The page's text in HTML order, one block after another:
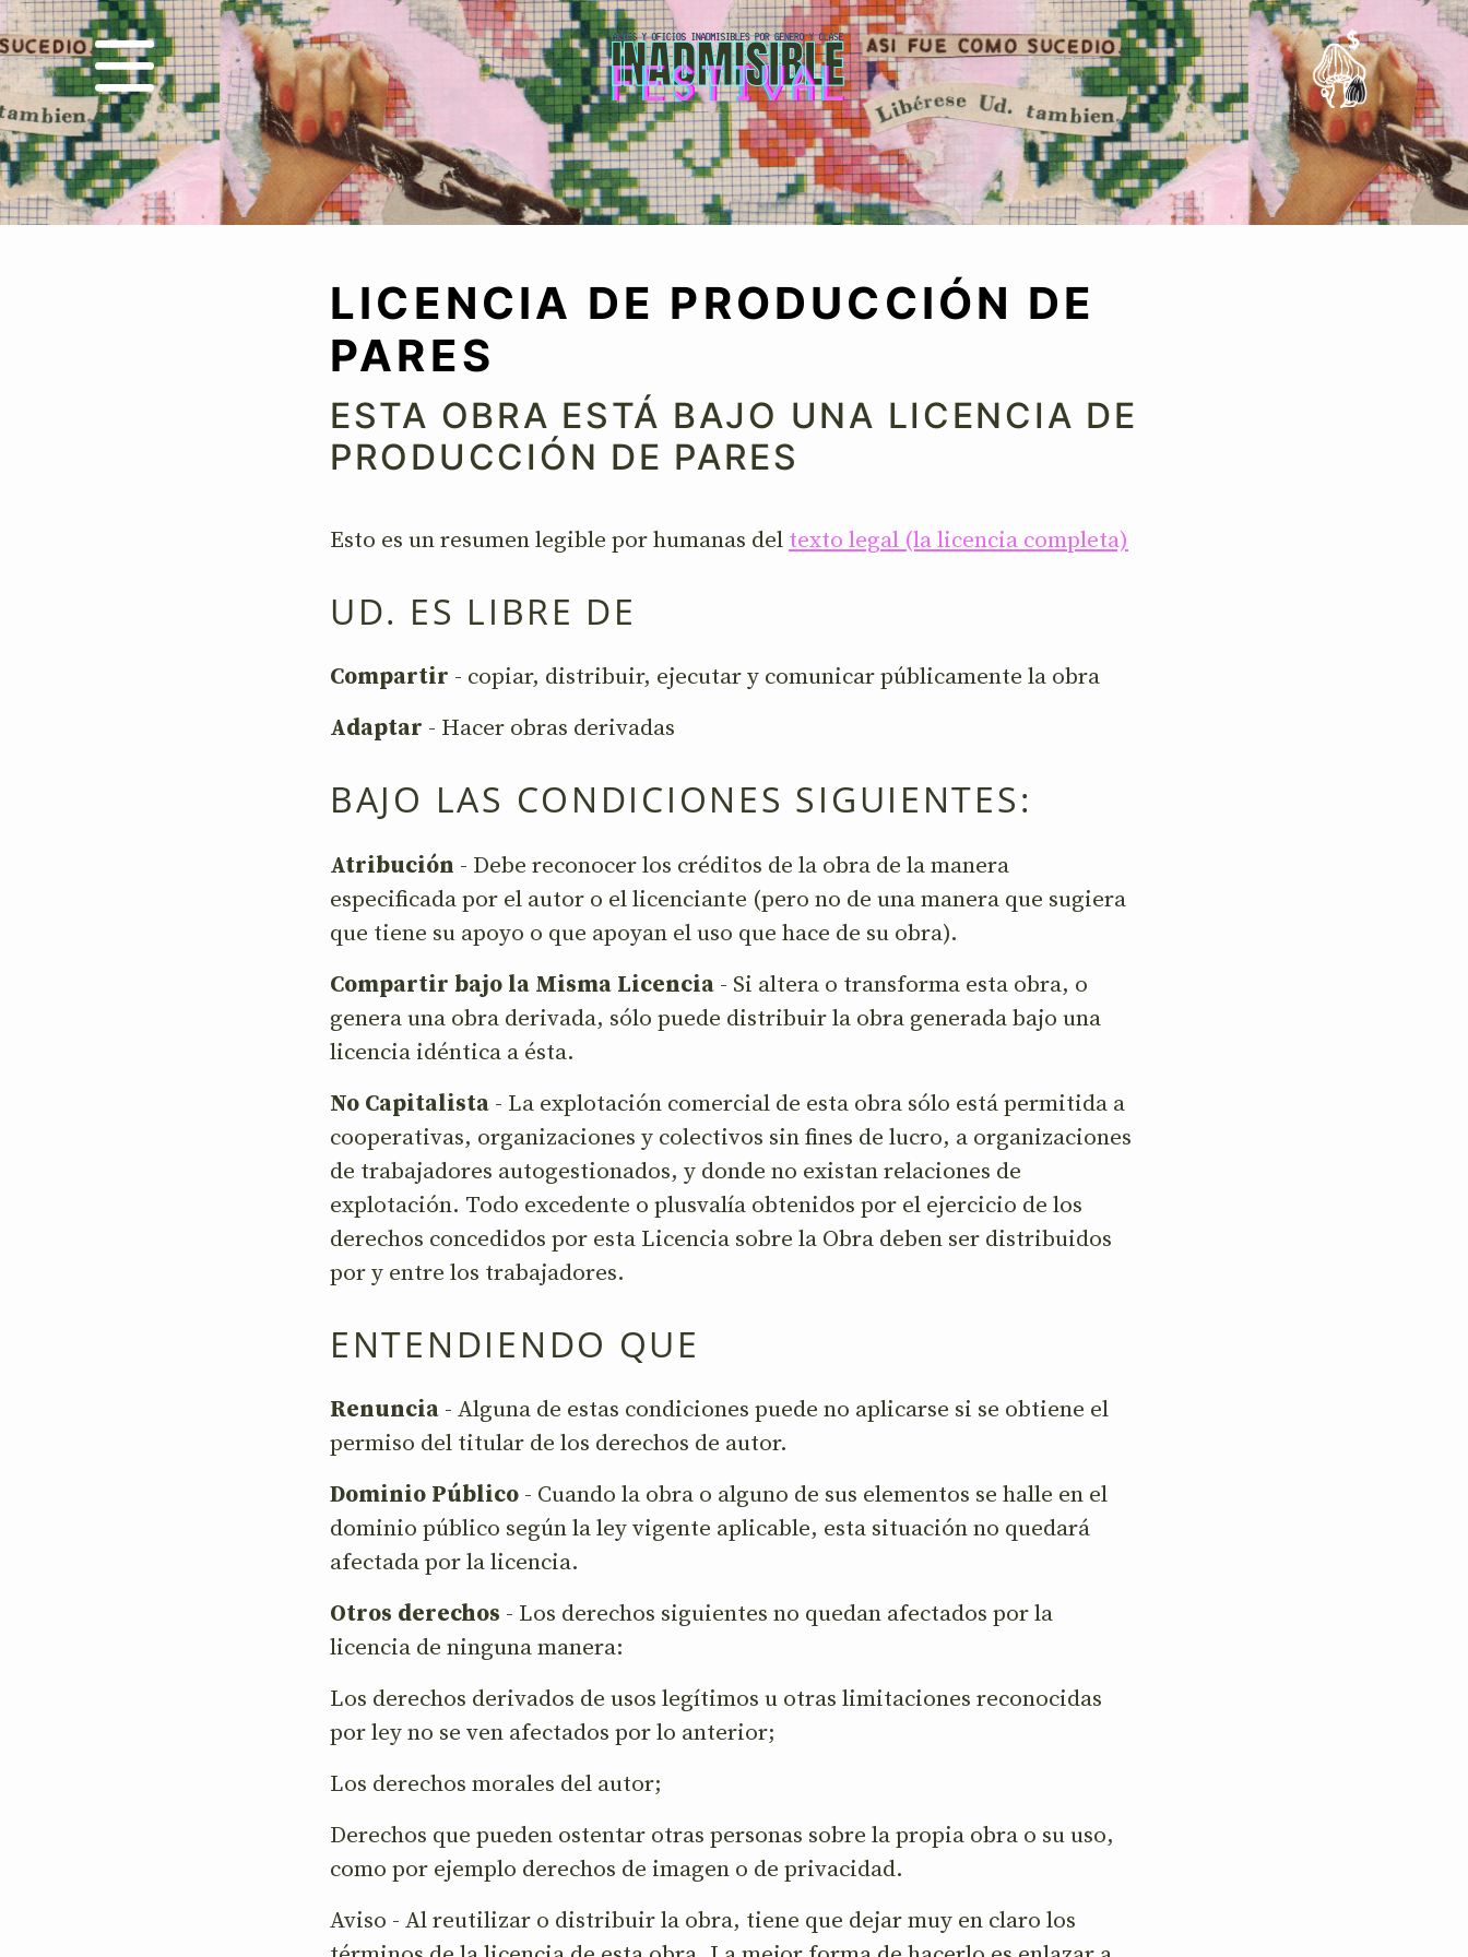
Inadmisible
Apóyanos
LICENCIA DE PRODUCCIÓN DE
PARES
ESTA OBRA ESTÁ BAJO UNA LICENCIA DE
PRODUCCIÓN DE PARES
Esto es un resumen legible por humanas del texto legal (la licencia completa)
UD. ES LIBRE DE
Compartir - copiar, distribuir, ejecutar y comunicar públicamente la obra
Adaptar - Hacer obras derivadas
BAJO LAS CONDICIONES SIGUIENTES:
Atribución - Debe reconocer los créditos de la obra de la manera
especificada por el autor o el licenciante (pero no de una manera que sugiera
que tiene su apoyo o que apoyan el uso que hace de su obra).
Compartir bajo la Misma Licencia - Si altera o transforma esta obra, o
genera una obra derivada, sólo puede distribuir la obra generada bajo una
licencia idéntica a ésta.
No Capitalista - La explotación comercial de esta obra sólo está permitida a
cooperativas, organizaciones y colectivos sin fines de lucro, a organizaciones
de trabajadores autogestionados, y donde no existan relaciones de
explotación. Todo excedente o plusvalía obtenidos por el ejercicio de los
derechos concedidos por esta Licencia sobre la Obra deben ser distribuidos
por y entre los trabajadores.
ENTENDIENDO QUE
Renuncia - Alguna de estas condiciones puede no aplicarse si se obtiene el
permiso del titular de los derechos de autor.
Dominio Público - Cuando la obra o alguno de sus elementos se halle en el
dominio público según la ley vigente aplicable, esta situación no quedará
afectada por la licencia.
Otros derechos - Los derechos siguientes no quedan afectados por la
licencia de ninguna manera:
Los derechos derivados de usos legítimos u otras limitaciones reconocidas
por ley no se ven afectados por lo anterior;
Los derechos morales del autor;
Derechos que pueden ostentar otras personas sobre la propia obra o su uso,
como por ejemplo derechos de imagen o de privacidad.
Aviso - Al reutilizar o distribuir la obra, tiene que dejar muy en claro los